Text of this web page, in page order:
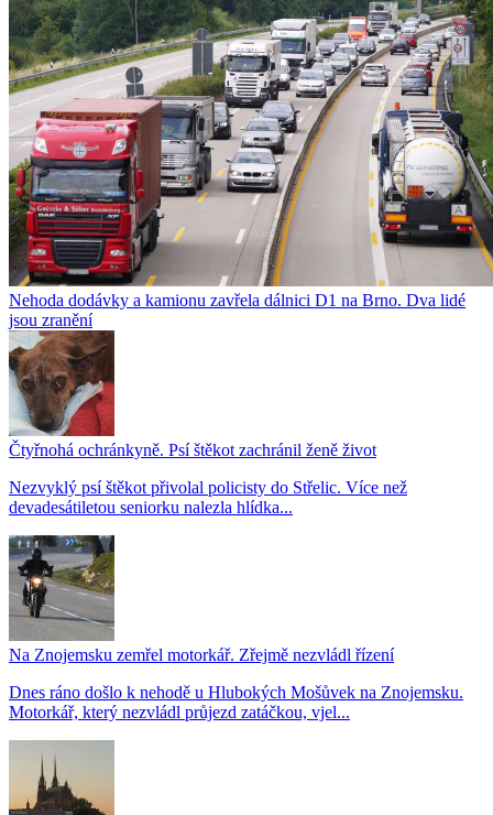
Nehoda dodávky a kamionu zavřela dálnici D1 na Brno. Dva lidé
jsou zranění
Čtyřnohá ochránkyně. Psí štěkot zachránil ženě život
Nezvyklý psí štěkot přivolal policisty do Střelic. Více než
devadesátiletou seniorku nalezla hlídka...
Na Znojemsku zemřel motorkář. Zřejmě nezvládl řízení
Dnes ráno došlo k nehodě u Hlubokých Mošůvek na Znojemsku.
Motorkář, který nezvládl průjezd zatáčkou, vjel...